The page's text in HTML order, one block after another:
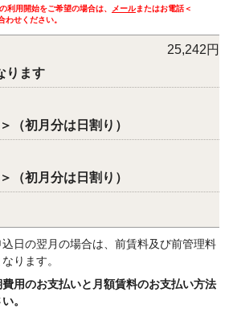
用開始をご希望の場合は、 メールまたはお電話＜
わせください。
25,242円
ります
（初月分は日割り）
（初月分は日割り）
日の翌月の場合は、前賃料及び前管理料
ります。
用のお支払いと月額賃料のお支払い方法
い。